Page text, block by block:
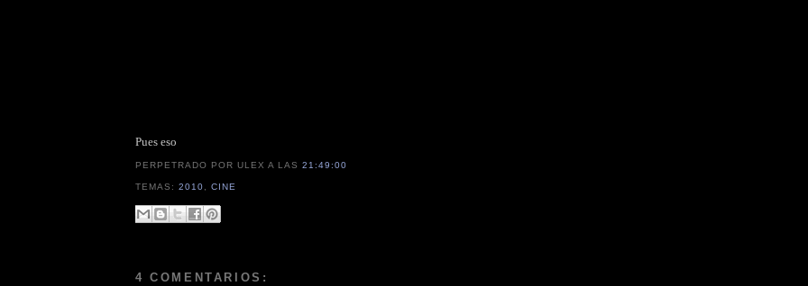
Pues eso
PERPETRADO POR ULEXA LAS21:49:00
TEMAS:2010 ,CINE
4 COMENTARIOS: